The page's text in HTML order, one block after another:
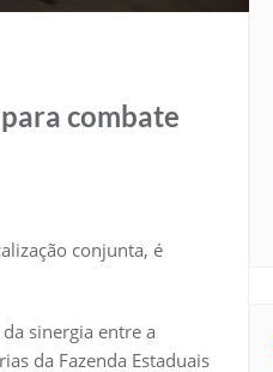
combate
conjunta, é
sinergia entre a
da Fazenda Estaduais